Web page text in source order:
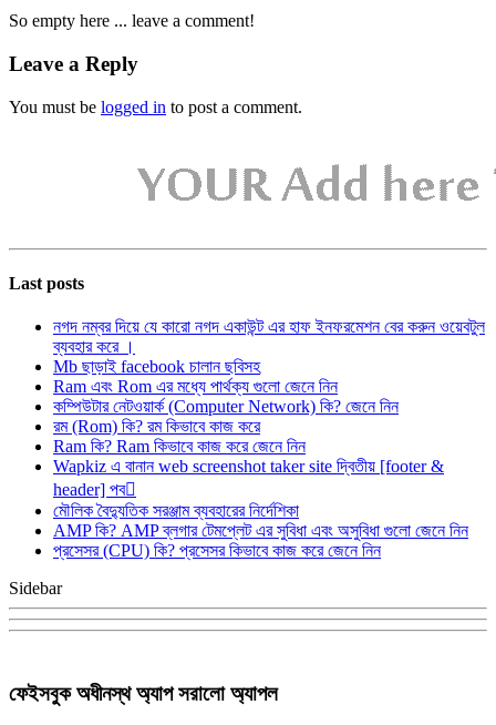
So empty here ... leave a comment!
Leave a Reply
You must be logged in to post a comment.
Last posts
নগদ নম্বর দিয়ে যে কারো নগদ একাউন্ট এর হাফ ইনফরমেশন বের করুন ওয়েবটুল
ব্যবহার করে ।
Mb ছাড়াই facebook চালান ছবিসহ
Ram এবং Rom এর মধ্যে পার্থক্য গুলো জেনে নিন
কম্পিউটার নেটওয়ার্ক (Computer Network) কি? জেনে নিন
রম (Rom) কি? রম কিভাবে কাজ করে
Ram কি? Ram কিভাবে কাজ করে জেনে নিন
Wapkiz এ বানান web screenshot taker site দ্বিতীয় [footer &
header] পব
মৌলিক বৈদ্যুতিক সরঞ্জাম ব্যবহারের নির্দেশিকা
AMP কি? AMP ব্লগার টেমপ্লেট এর সুবিধা এবং অসুবিধা গুলো জেনে নিন
প্রসেসর (CPU) কি? প্রসেসর কিভাবে কাজ করে জেনে নিন
Sidebar
ফেইসবুক অধীনস্থ অ্যাপ সরালো অ্যাপল